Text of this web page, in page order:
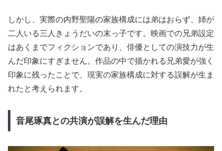
しかし、実際の内野聖陽の家族構成には弟はおらず、姉が
二人いる三人きょうだいの末っ子です。映画での兄弟設定
はあくまでフィクションであり、俳優としての演技力が生
んだ印象にすぎません。作品の中で描かれる兄弟愛が強く
印象に残ったことで、現実の家族構成に対する誤解が生ま
れたと考えられます。
音尾琢真との共演が誤解を生んだ理由